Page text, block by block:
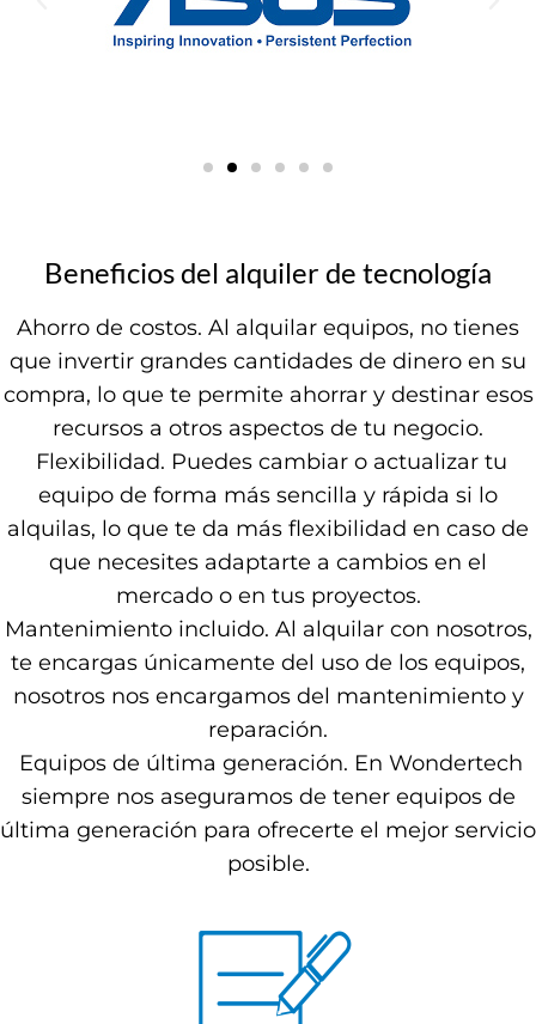
Beneficios del alquiler de tecnología
Ahorro de costos. Al alquilar equipos, no tienes
que invertir grandes cantidades de dinero en su
compra, lo que te permite ahorrar y destinar esos
recursos a otros aspectos de tu negocio.
Flexibilidad. Puedes cambiar o actualizar tu
equipo de forma más sencilla y rápida si lo
alquilas, lo que te da más flexibilidad en caso de
que necesites adaptarte a cambios en el
mercado o en tus proyectos.
Mantenimiento incluido. Al alquilar con nosotros,
te encargas únicamente del uso de los equipos,
nosotros nos encargamos del mantenimiento y
reparación.
Equipos de última generación. En Wondertech
siempre nos aseguramos de tener equipos de
última generación para ofrecerte el mejor servicio
posible.